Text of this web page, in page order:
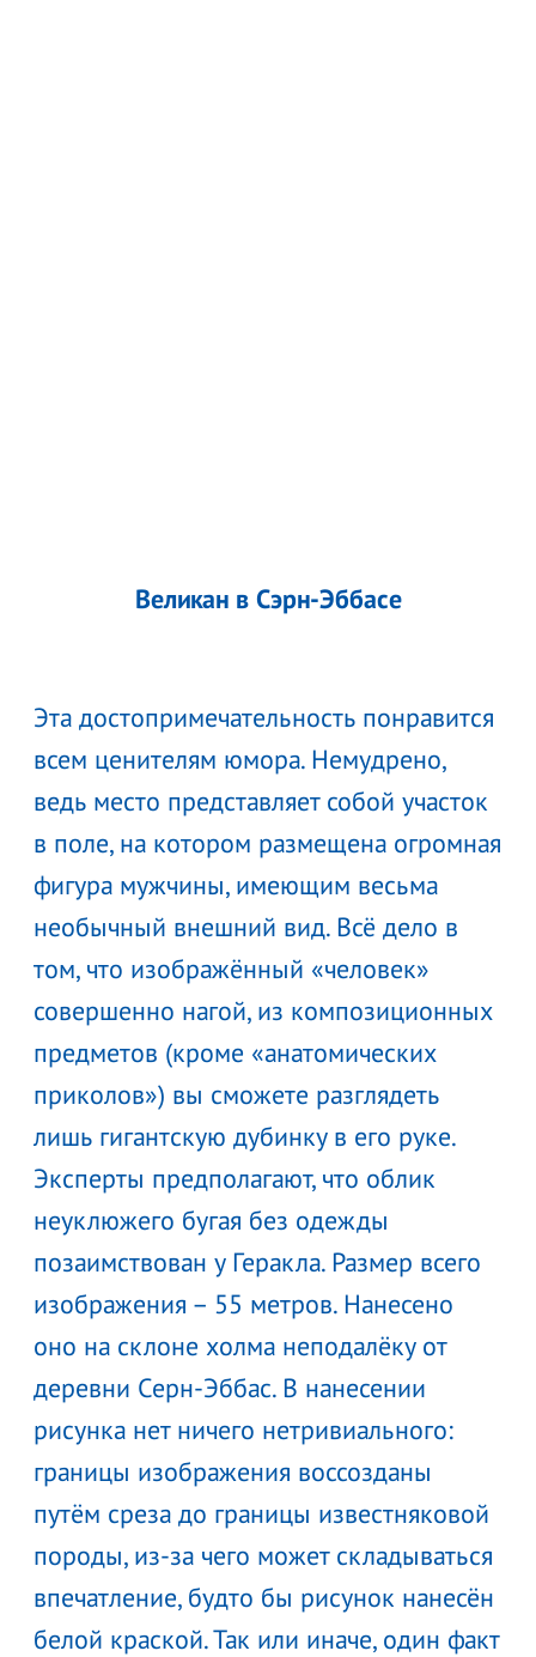
Великан в Сэрн-Эббасе
Эта достопримечательность понравится
всем ценителям юмора. Немудрено,
ведь место представляет собой участок
в поле, на котором размещена огромная
фигура мужчины, имеющим весьма
необычный внешний вид. Всё дело в
том, что изображённый «человек»
совершенно нагой, из композиционных
предметов (кроме «анатомических
приколов») вы сможете разглядеть
лишь гигантскую дубинку в его руке.
Эксперты предполагают, что облик
неуклюжего бугая без одежды
позаимствован у Геракла. Размер всего
изображения – 55 метров. Нанесено
оно на склоне холма неподалёку от
деревни Серн-Эббас. В нанесении
рисунка нет ничего нетривиального:
границы изображения воссозданы
путём среза до границы известняковой
породы, из-за чего может складываться
впечатление, будто бы рисунок нанесён
белой краской. Так или иначе, один факт